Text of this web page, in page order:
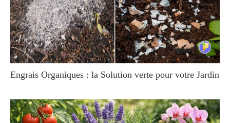
Engrais Organiques : la Solution verte pour votre Jardin